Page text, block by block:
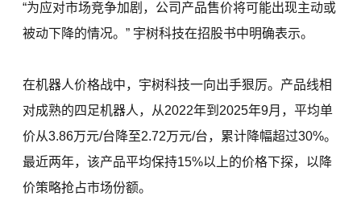
“为应对市场竞争加剧，公司产品售价将可能出现主动或
被动下降的情况。” 宇树科技在招股书中明确表示。
在机器人价格战中，宇树科技一向出手狠厉。产品线相
对成熟的四足机器人，从2022年到2025年9月，平均单
价从3.86万元/台降至2.72万元/台，累计降幅超过30%。
最近两年，该产品平均保持15%以上的价格下探，以降
价策略抢占市场份额。